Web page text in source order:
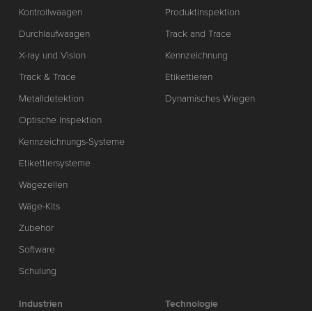
Kontrollwaagen
Durchlaufwaagen
X-ray und Vision
Track & Trace
Metalldetektion
Optische Inspektion
Kennzeichnungs-Systeme
Etikettiersysteme
Wägezellen
Wäge-Kits
Zubehör
Software
Schulung
Produktinspektion
Track and Trace
Kennzeichnung
Etikettieren
Dynamisches Wiegen
Industrien
Technologie